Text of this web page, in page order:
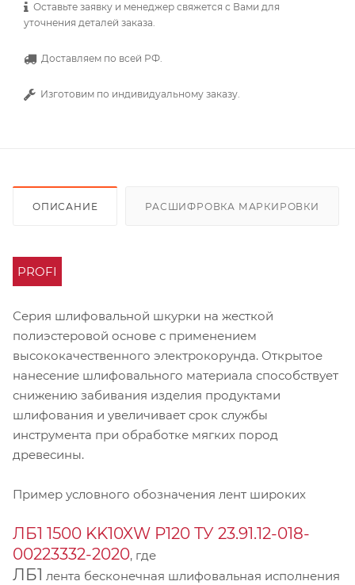
Оставьте заявку и менеджер свяжется с Вами для
уточнения деталей заказа.
Доставляем по всей РФ.
Изготовим по индивидуальному заказу.
ОПИСАНИЕ РАСШИФРОВКА МАРКИРОВКИ
PROFI
Серия шлифовальной шкурки на жесткой
полиэстеровой основе с применением
высококачественного электрокорунда. Открытое
нанесение шлифовального материала способствует
снижению забивания изделия продуктами
шлифования и увеличивает срок службы
инструмента при обработке мягких пород
древесины.
Пример условного обозначения лент широких
ЛБ1 1500 KK10XW Р120 ТУ 23.91.12-018-
00223332-2020, где
ЛБ1 лента бесконечная шлифовальная исполнения